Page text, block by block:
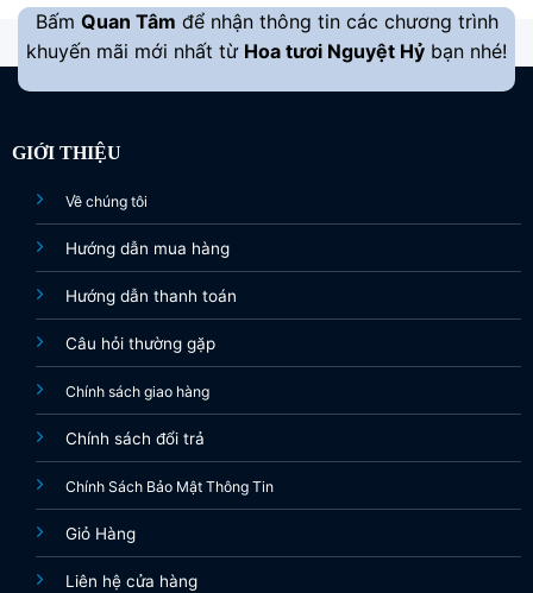
Bấm Quan Tâm để nhận thông tin các chương trình
khuyến mãi mới nhất từ Hoa tươi Nguyệt Hỷ bạn nhé!
GIỚI THIỆU
Về chúng tôi
Hướng dẫn mua hàng
Hướng dẫn thanh toán
Câu hỏi thường gặp
Chính sách giao hàng
Chính sách đổi trả
Chính Sách Bảo Mật Thông Tin
Giỏ Hàng
Liên hệ cửa hàng